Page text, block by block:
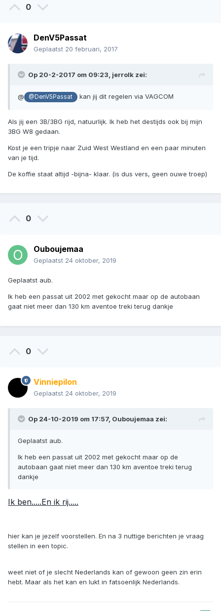
0
DenV5Passat
Geplaatst 20 februari, 2017
Op 20-2-2017 om 09:23, jerrolk zei:
@ @DenV5Passat kan jij dit regelen via VAGCOM
Als jij een 3B/3BG rijd, natuurlijk. Ik heb het destijds ook bij mijn
3BG W8 gedaan.
Kost je een tripje naar Zuid West Westland en een paar minuten
van je tijd.
De koffie staat altijd -bijna- klaar. (is dus vers, geen ouwe troep)
0
Ouboujemaa
Geplaatst 24 oktober, 2019
Geplaatst aub.
Ik heb een passat uit 2002 met gekocht maar op de autobaan
gaat niet meer dan 130 km aventoe treki terug dankje
0
Vinniepilon
Geplaatst 24 oktober, 2019
Op 24-10-2019 om 17:57, Ouboujemaa zei:
Geplaatst aub.
Ik heb een passat uit 2002 met gekocht maar op de
autobaan gaat niet meer dan 130 km aventoe treki terug
dankje
Ik ben.....En ik rij.....
hier kan je jezelf voorstellen. En na 3 nuttige berichten je vraag
stellen in een topic.
weet niet of je slecht Nederlands kan of gewoon geen zin erin
hebt. Maar als het kan en lukt in fatsoenlijk Nederlands.